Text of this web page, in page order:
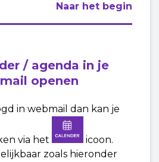
webmail
Naar het begin
/ agenda in je
openen
in webmail dan kan je
via het
icoon.
zoals hieronder